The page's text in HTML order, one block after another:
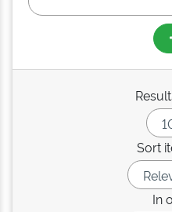
Sort
In